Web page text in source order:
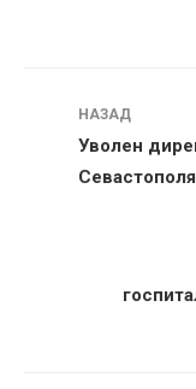
Навигация
НАЗАД
Уволен
Севастополя